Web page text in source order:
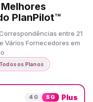
PlanPilot™
entre 21
Vários Fornecedores em
Todos os Planos
4G 5G Plus